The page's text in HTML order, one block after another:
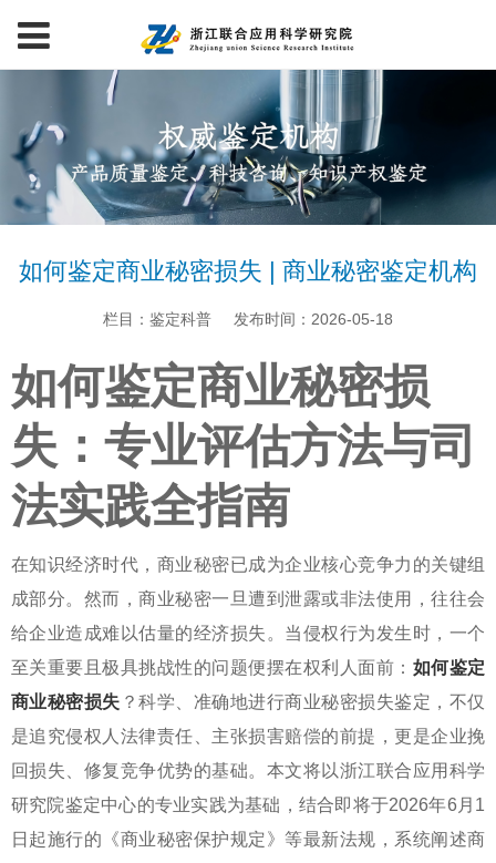
如何鉴定商业秘密损失 | 商业秘密鉴定机构
栏目：鉴定科普 发布时间：2026-05-18
如何鉴定商业秘密损
失：专业评估方法与司
法实践全指南
在知识经济时代，商业秘密已成为企业核心竞争力的关键组
成部分。然而，商业秘密一旦遭到泄露或非法使用，往往会
给企业造成难以估量的经济损失。当侵权行为发生时，一个
至关重要且极具挑战性的问题便摆在权利人面前： 如何鉴定
商业秘密损失 ？科学、准确地进行商业秘密损失鉴定 ，不仅
是追究侵权人法律责任、主张损害赔偿的前提，更是企业挽
回损失、修复竞争优势的基础。本文将以浙江联合应用科学
研究院鉴定中心的专业实践为基础，结合即将于2026年6月1
日起施行的《商业秘密保护规定》等最新法规，系统阐述商